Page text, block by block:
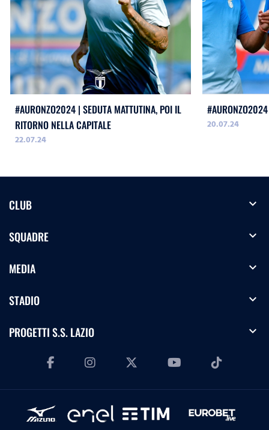
#AURONZO2024 | SEDUTA MATTUTINA, POI IL
RITORNO NELLA CAPITALE
22.07.24
20.07.24
CLUB expand_more
SQUADRE expand_more
MEDIA expand_more
STADIO expand_more
PROGETTI S.S. LAZIO expand_more